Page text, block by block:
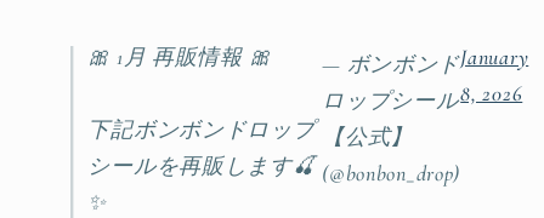
🎀 1月 再販情報 🎀
下記ボンボンドロップ
シールを再販します🍒
✨
— ボンボンド
ロップシール
【公式】
(@bonbon_drop)
January
8, 2026